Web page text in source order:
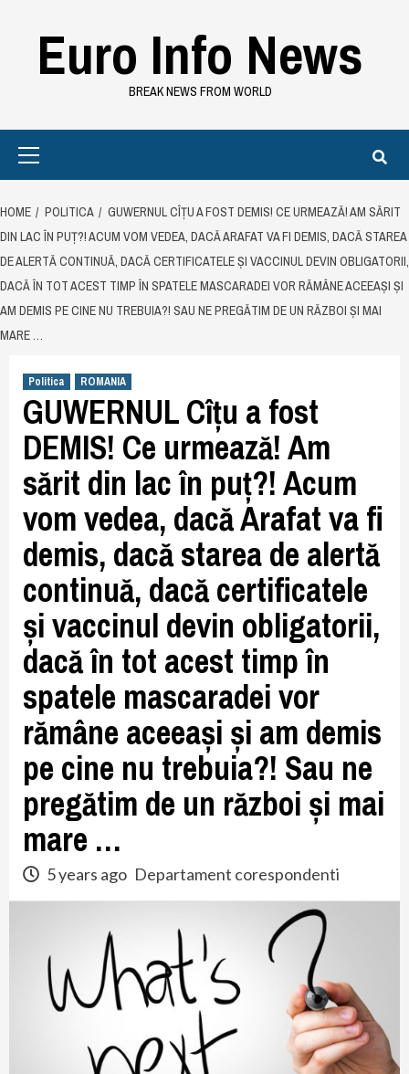
contentEuro Info News
BREAK NEWS FROM WORLD
HOME POLITICA
GUWERNUL CÎȚU A FOST DEMIS! CE URMEAZĂ! AM SĂRIT
DIN LAC ÎN PUȚ?! ACUM VOM VEDEA, DACĂ ARAFAT VA FI DEMIS, DACĂ STAREA
DE ALERTĂ CONTINUĂ, DACĂ CERTIFICATELE ȘI VACCINUL DEVIN OBLIGATORII,
DACĂ ÎN TOT ACEST TIMP ÎN SPATELE MASCARADEI VOR RĂMÂNE ACEEAȘI ȘI
AM DEMIS PE CINE NU TREBUIA?! SAU NE PREGĂTIM DE UN RĂZBOI ȘI MAI
MARE …
Politica ROMANIA
GUWERNUL Cîțu a fost
DEMIS! Ce urmează! Am
sărit din lac în puț?! Acum
vom vedea, dacă Arafat va fi
demis, dacă starea de alertă
continuă, dacă certificatele
și vaccinul devin obligatorii,
dacă în tot acest timp în
spatele mascaradei vor
rămâne aceeași și am demis
pe cine nu trebuia?! Sau ne
pregătim de un război și mai
mare …
5 years ago Departament corespondenti